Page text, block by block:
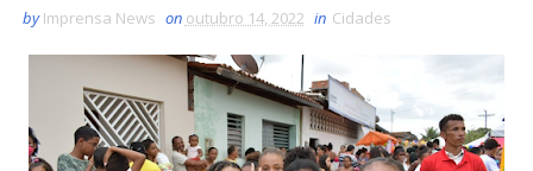
by Imprensa News on outubro 14, 2022 in Cidades